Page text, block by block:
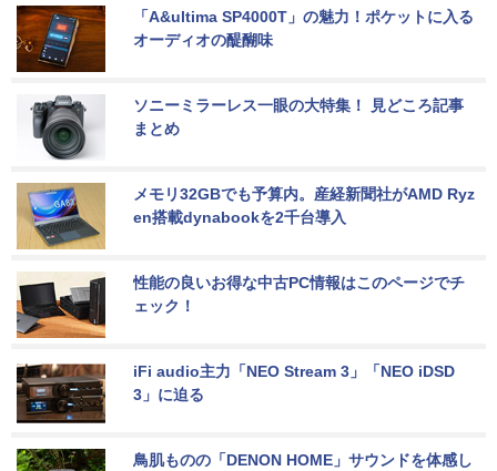
「A&ultima SP4000T」の魅力！ポケットに入る
オーディオの醍醐味
ソニーミラーレス一眼の大特集！ 見どころ記事
まとめ
メモリ32GBでも予算内。産経新聞社がAMD Ryz
en搭載dynabookを2千台導入
性能の良いお得な中古PC情報はこのページでチ
ェック！
iFi audio主力「NEO Stream 3」「NEO iDSD
3」に迫る
鳥肌ものの「DENON HOME」サウンドを体感し